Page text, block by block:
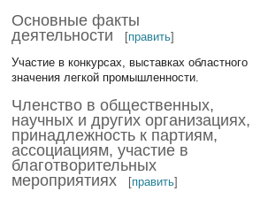
Основные факты
деятельности
[править]
Участие в конкурсах, выставках областного
значения легкой промышленности.
Членство в общественных,
научных и других организациях,
принадлежность к партиям,
ассоциациям, участие в
благотворительных
мероприятиях
[править]